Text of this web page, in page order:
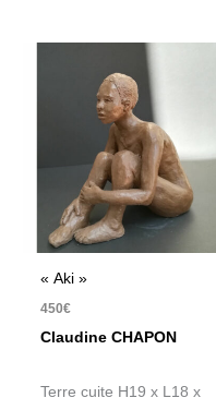
« Aki »
450€
Claudine CHAPON
Terre cuite H19 x L18 x